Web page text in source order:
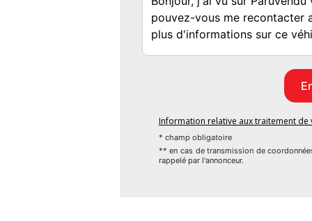
Essuie-vitre arrière
Feux diurnes à LED
Peinture métallisée
Prise 12V à l'avant
Projecteurs antibrouillard
Répartiteur électronique de freinage REF
Information relative aux traitement de
* champ obligatoire
** en cas de transmission de
rappelé par l'annonceur.